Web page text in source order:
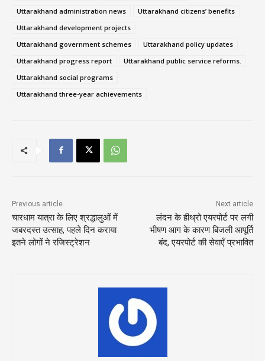
Uttarakhand administration news
Uttarakhand citizens’ benefits
Uttarakhand development projects
Uttarakhand government schemes
Uttarakhand policy updates
Uttarakhand progress report
Uttarakhand public service reforms.
Uttarakhand social programs
Uttarakhand three-year achievements
Previous article
चारधाम यात्रा के लिए श्रद्धालुओं में
जबरदस्त उत्साह, पहले दिन कराया
इतने लोगों ने रजिस्ट्रेशन
Next article
लंदन के हीथ्रो एयरपोर्ट पर लगी
भीषण आग के कारण बिजली आपूर्ति
बंद, एयरपोर्ट की सेवाएँ प्रभावित